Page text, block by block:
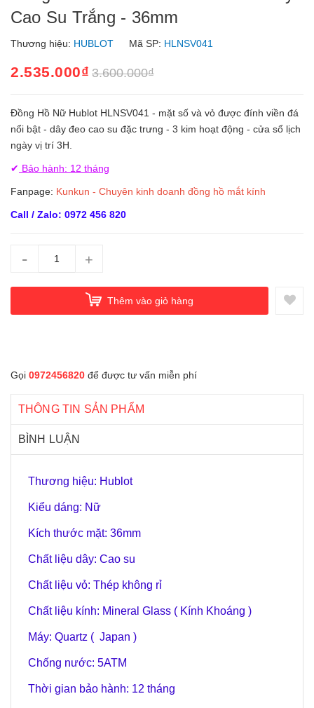
Cao Su Trắng - 36mm
Thương hiệu: HUBLOT Mã SP: HLNSV041
2.535.000₫ 3.600.000₫
Đồng Hồ Nữ Hublot HLNSV041 - mặt số và vỏ được đính viền đá
nổi bật - dây đeo cao su đặc trưng - 3 kim hoạt động - cửa sổ lịch
ngày vị trí 3H.
✔ Bảo hành: 12 tháng
Fanpage: Kunkun - Chuyên kinh doanh đồng hồ mắt kính
Call / Zalo: 0972 456 820
- +
Thêm vào giỏ hàng
Gọi 0972456820 để được tư vấn miễn phí
THÔNG TIN SẢN PHẨM
BÌNH LUẬN
Thương hiệu: Hublot
Kiểu dáng: Nữ
Kích thước mặt: 36mm
Chất liệu dây: Cao su
Chất liệu vỏ: Thép không rỉ
Chất liệu kính: Mineral Glass ( Kính Khoáng )
Máy: Quartz ( Japan )
Chống nước: 5ATM
Thời gian bảo hành: 12 tháng